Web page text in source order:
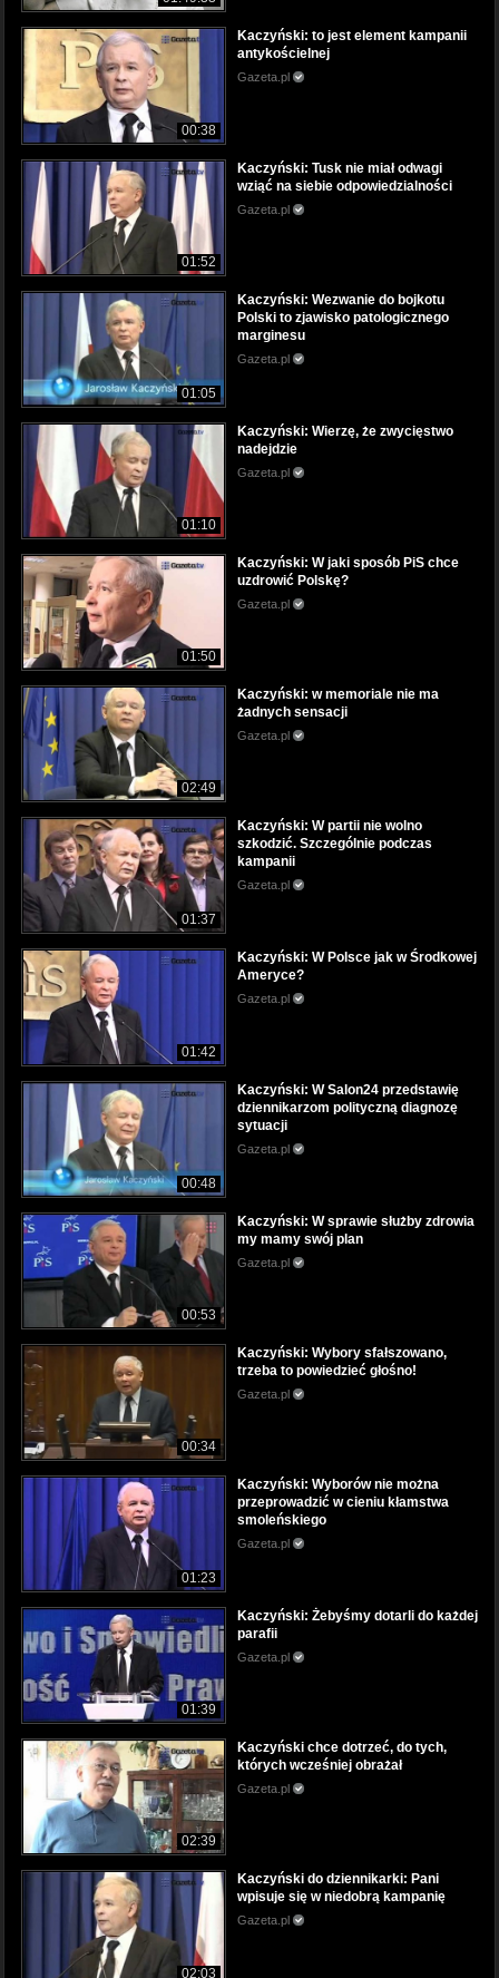
00:38
Kaczyński: to jest element kampanii
antykościelnej
Gazeta.pl
01:52
Kaczyński: Tusk nie miał odwagi
wziąć na siebie odpowiedzialności
Gazeta.pl
01:05
Kaczyński: Wezwanie do bojkotu
Polski to zjawisko patologicznego
marginesu
Gazeta.pl
01:10
Kaczyński: Wierzę, że zwycięstwo
nadejdzie
Gazeta.pl
01:50
Kaczyński: W jaki sposób PiS chce
uzdrowić Polskę?
Gazeta.pl
02:49
Kaczyński: w memoriale nie ma
żadnych sensacji
Gazeta.pl
01:37
Kaczyński: W partii nie wolno
szkodzić. Szczególnie podczas
kampanii
Gazeta.pl
01:42
Kaczyński: W Polsce jak w Środkowej
Ameryce?
Gazeta.pl
00:48
Kaczyński: W Salon24 przedstawię
dziennikarzom polityczną diagnozę
sytuacji
Gazeta.pl
00:53
Kaczyński: W sprawie służby zdrowia
my mamy swój plan
Gazeta.pl
00:34
Kaczyński: Wybory sfałszowano,
trzeba to powiedzieć głośno!
Gazeta.pl
01:23
Kaczyński: Wyborów nie można
przeprowadzić w cieniu kłamstwa
smoleńskiego
Gazeta.pl
01:39
Kaczyński: Żebyśmy dotarli do każdej
parafii
Gazeta.pl
02:39
Kaczyński chce dotrzeć, do tych,
których wcześniej obrażał
Gazeta.pl
02:03
Kaczyński do dziennikarki: Pani
wpisuje się w niedobrą kampanię
Gazeta.pl